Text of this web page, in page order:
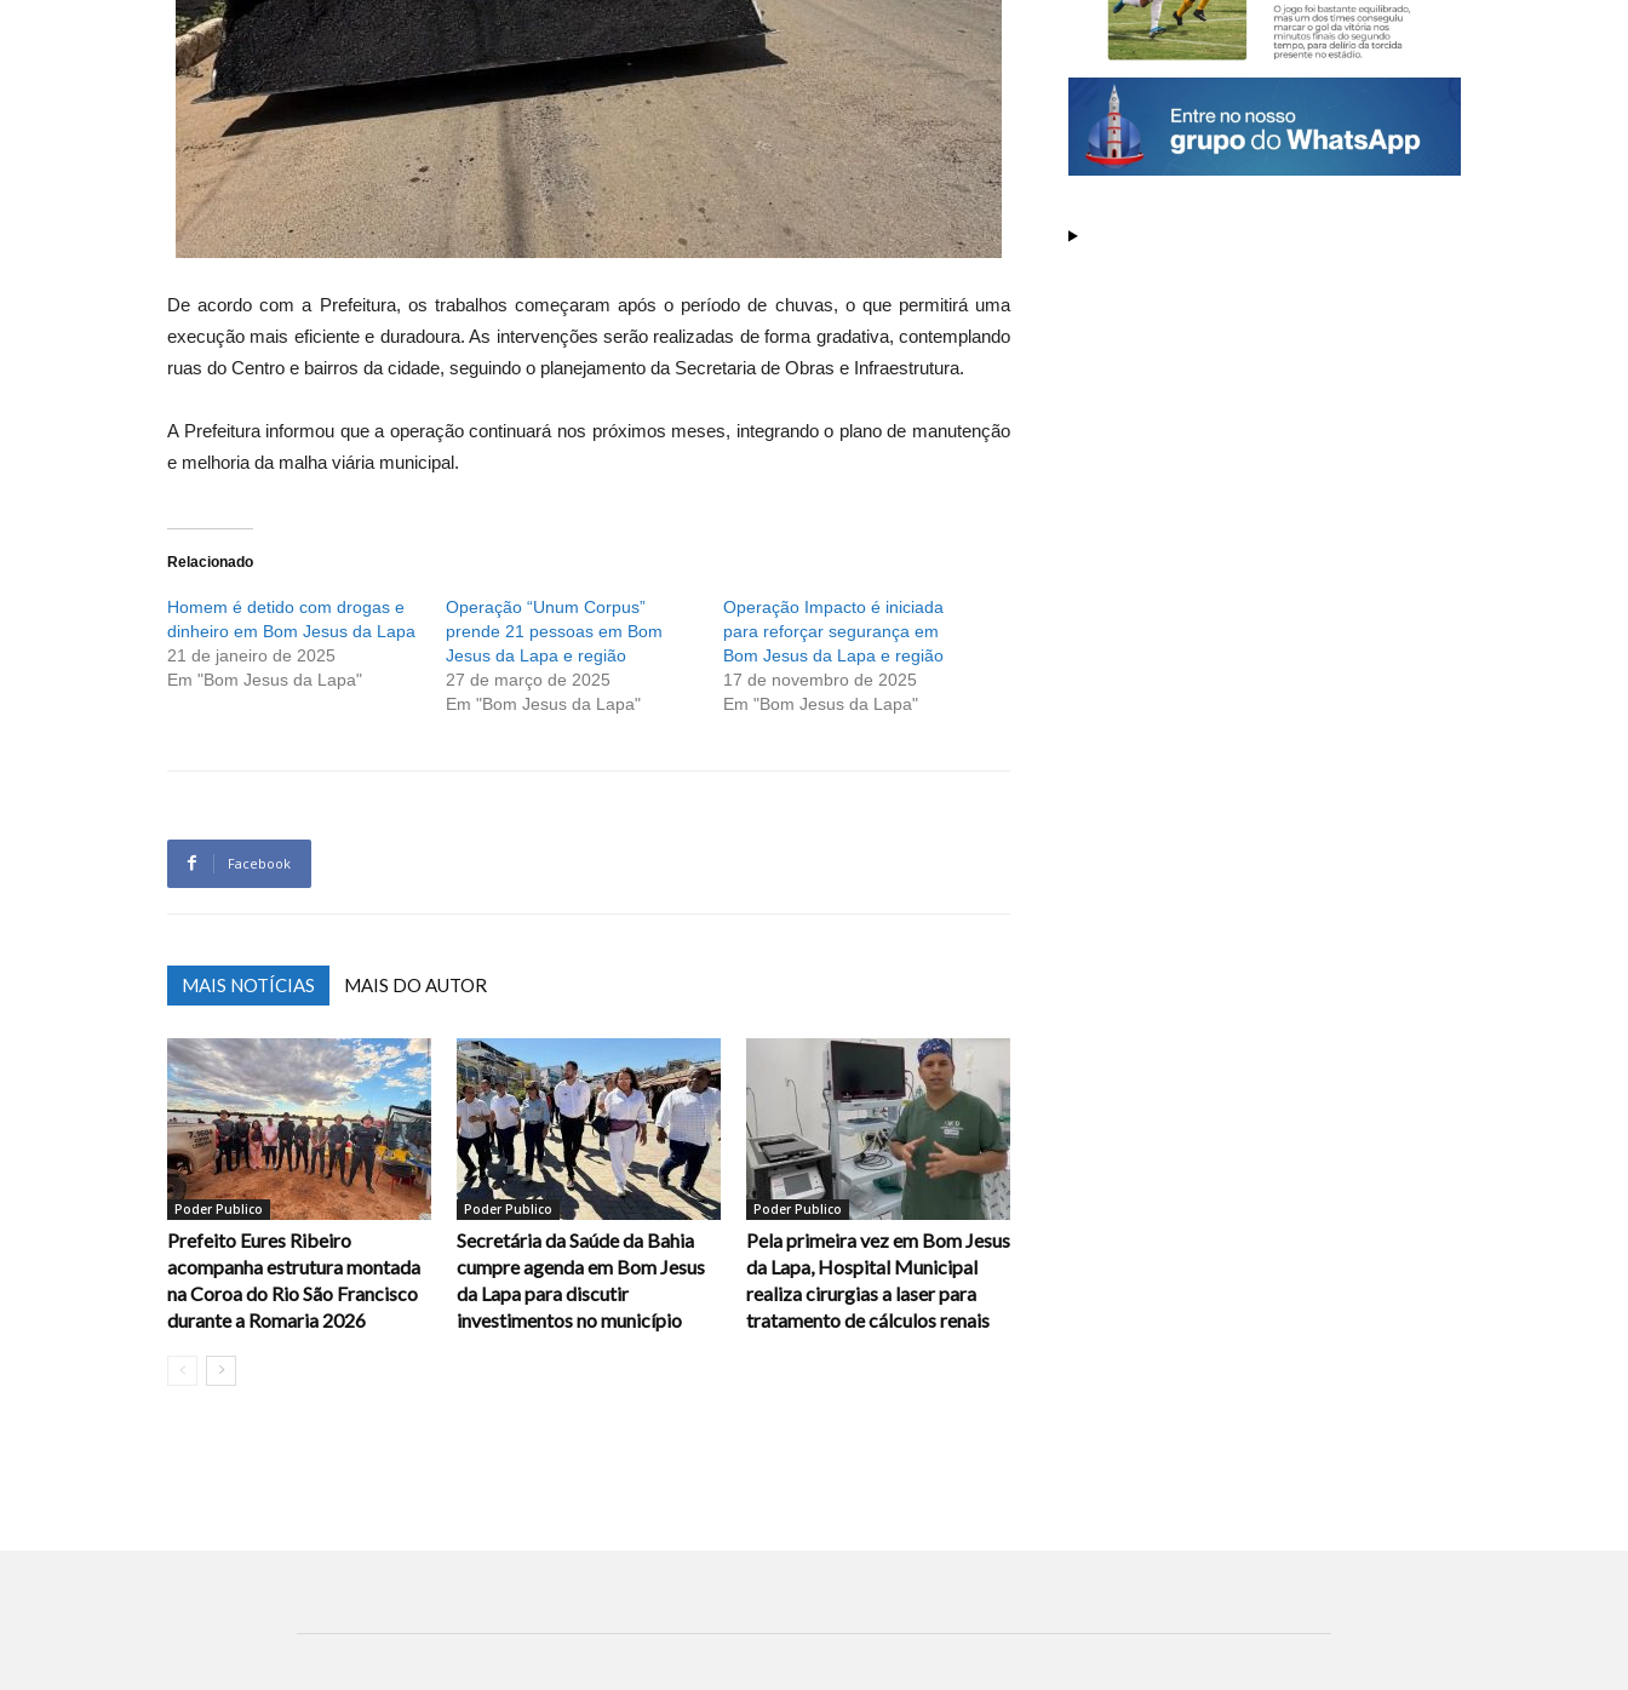
De acordo com a Prefeitura, os trabalhos começaram após o período de chuvas, o que permitirá uma
execução mais eficiente e duradoura. As intervenções serão realizadas de forma gradativa, contemplando
ruas do Centro e bairros da cidade, seguindo o planejamento da Secretaria de Obras e Infraestrutura.
A Prefeitura informou que a operação continuará nos próximos meses, integrando o plano de manutenção
e melhoria da malha viária municipal.
Relacionado
Homem é detido com drogas e
dinheiro em Bom Jesus da Lapa
21 de janeiro de 2025
Em "Bom Jesus da Lapa"
Operação “Unum Corpus”
prende 21 pessoas em Bom
Jesus da Lapa e região
27 de março de 2025
Em "Bom Jesus da Lapa"
Operação Impacto é iniciada
para reforçar segurança em
Bom Jesus da Lapa e região
17 de novembro de 2025
Em "Bom Jesus da Lapa"
Facebook
MAIS NOTÍCIAS MAIS DO AUTOR
Poder Publico
Prefeito Eures Ribeiro
acompanha estrutura montada
na Coroa do Rio São Francisco
durante a Romaria 2026
Poder Publico
Secretária da Saúde da Bahia
cumpre agenda em Bom Jesus
da Lapa para discutir
investimentos no município
Poder Publico
Pela primeira vez em Bom Jesus
da Lapa, Hospital Municipal
realiza cirurgias a laser para
tratamento de cálculos renais